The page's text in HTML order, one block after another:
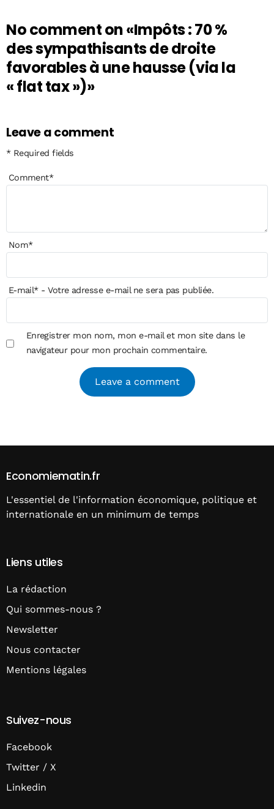
No comment on«Impôts : 70 %
des sympathisants de droite
favorables à une hausse (via la
« flat tax »)»
Leave a comment
* Required fields
Comment*
Nom*
E-mail*- Votre adresse e-mail ne sera pas publiée.
Enregistrer mon nom, mon e-mail et mon site dans le
navigateur pour mon prochain commentaire.
Economiematin.fr
L'essentiel de l'information économique, politique et
internationale en un minimum de temps
Liens utiles
La rédaction
Qui sommes-nous ?
Newsletter
Nous contacter
Mentions légales
Suivez-nous
Facebook
Twitter / X
Linkedin